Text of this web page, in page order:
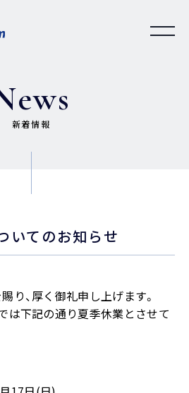
新着情報
いてのお知らせ
り、厚く御礼申し上げます。
は下記の通り夏季休業とさせて